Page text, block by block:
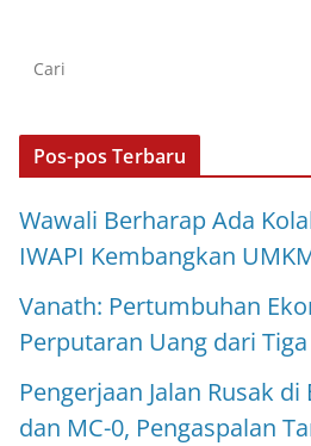
Pos-pos Terbaru
Wawali Berharap Ada
IWAPI Kembangkan
Vanath: Pertumbuhan
Perputaran Uang dari
Pengerjaan Jalan Rusak
dan MC-0, Pengaspalan